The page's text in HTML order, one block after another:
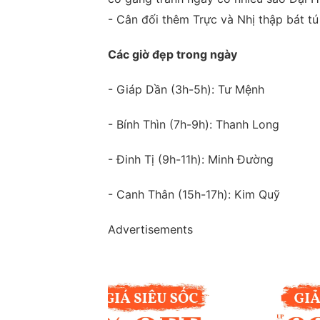
- Cân đối thêm Trực và Nhị thập bát
Các giờ đẹp trong ngày
- Giáp Dần (3h-5h): Tư Mệnh
- Bính Thìn (7h-9h): Thanh Long
- Đinh Tị (9h-11h): Minh Đường
- Canh Thân (15h-17h): Kim Quỹ
Advertisements